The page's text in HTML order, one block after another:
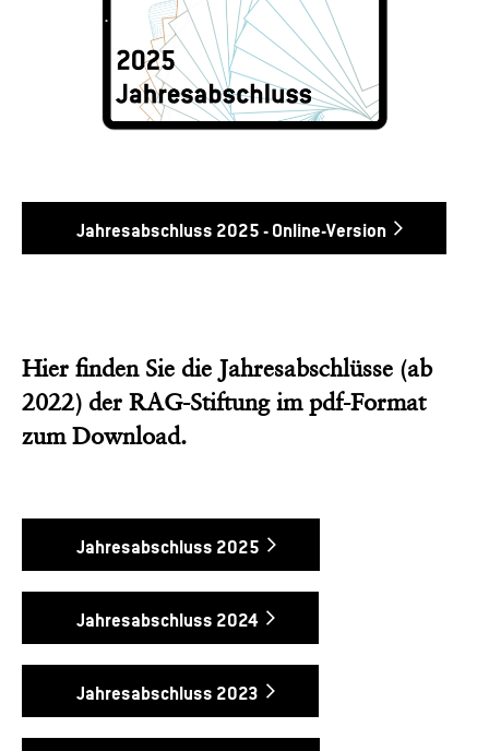
Jahresabschluss 2025 - Online-Version
Hier finden Sie die Jahresabschlüsse (ab
2022) der RAG-Stiftung im pdf-Format
zum Download.
Jahresabschluss 2025
Jahresabschluss 2024
Jahresabschluss 2023